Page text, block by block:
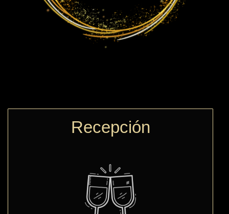
Recepción